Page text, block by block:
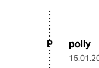
P polly